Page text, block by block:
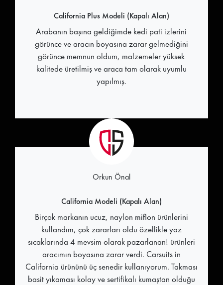
California Plus Modeli (Kapalı Alan)
Arabanın başına geldiğimde kedi pati izlerini
görünce ve aracın boyasına zarar gelmediğini
görünce memnun oldum, malzemeler yüksek
kalitede üretilmiş ve araca tam olarak uyumlu
yapılmış.
Orkun Önal
California Modeli (Kapalı Alan)
Birçok markanın ucuz, naylon miflon ürünlerini
kullandım, çok zararları oldu özellikle yaz
sıcaklarında 4 mevsim olarak pazarlanan! ürünleri
aracımın boyasına zarar verdi. Carsuits in
California ürününü üç senedir kullanıyorum. Takması
basit yıkaması kolay ve sertifikalı kumaştan olduğu